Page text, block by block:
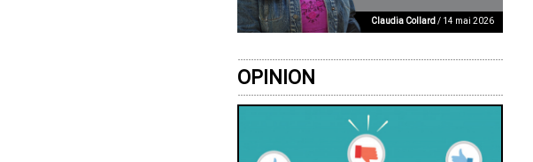
Claudia Collard/ 14 mai 2026
OPINION